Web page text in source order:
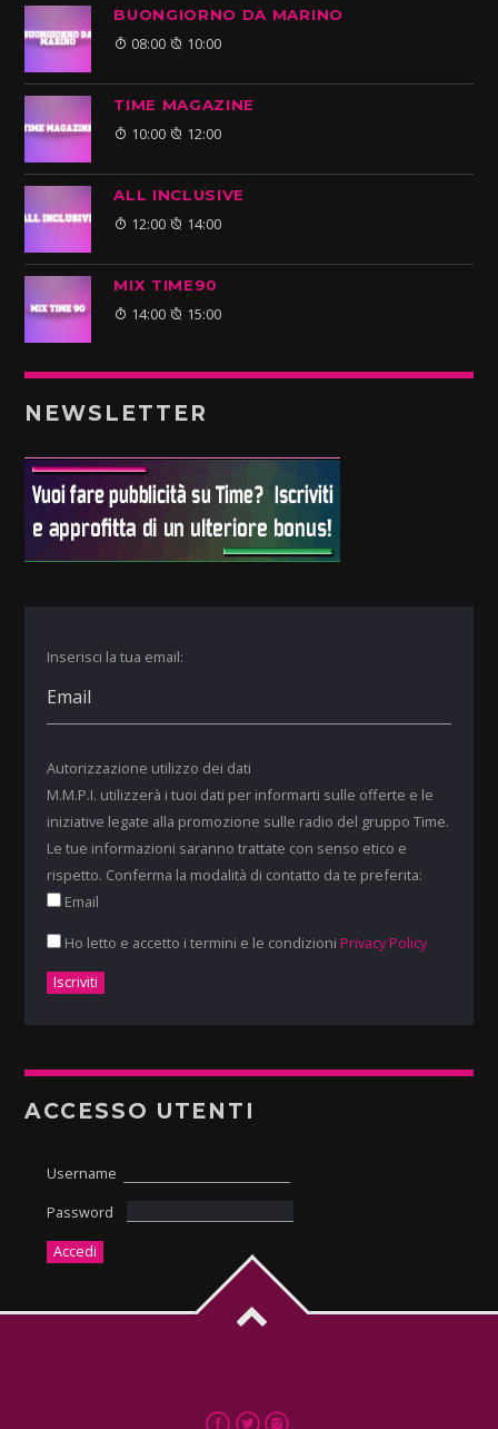
BUONGIORNO DA MARINO
08:00 10:00
TIME MAGAZINE
10:00 12:00
ALL INCLUSIVE
12:00 14:00
MIX TIME90
14:00 15:00
NEWSLETTER
Inserisci la tua email:
Autorizzazione utilizzo dei dati
M.M.P.I. utilizzerà i tuoi dati per informarti sulle offerte e le
iniziative legate alla promozione sulle radio del gruppo Time.
Le tue informazioni saranno trattate con senso etico e
rispetto. Conferma la modalità di contatto da te preferita:
Email
Ho letto e accetto i termini e le condizioni Privacy Policy
ACCESSO UTENTI
Username
Password